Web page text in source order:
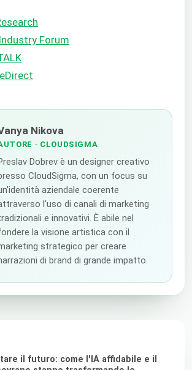
Forum
Nikova
· CLOUDSIGMA
Dobrev è un designer creativo
CloudSigma, con un focus su
aziendale coerente
l'uso di canali di marketing
e innovativi. È abile nel
la visione artistica con il
strategico per creare
di brand di grande impatto.
il futuro: come l'IA affidabile e il